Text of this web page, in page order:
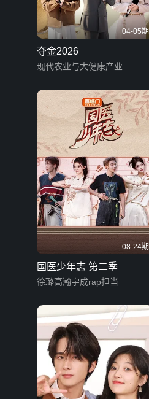
04-05期
夺金2026
现代农业与大健康产业
08-24期
国医少年志 第二季
徐璐高瀚宇成rap担当